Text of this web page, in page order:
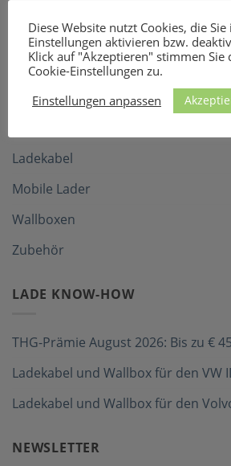
bei einem unserer zahlreichen
passenden Ladeequipment sind
gerüstet!
LADEZUBEHÖR
Ladekabel
Mobile Lader
Wallboxen
Zubehör
LADE KNOW-HOW
THG-Prämie August 2026: Bis zu €
Ladekabel und Wallbox für den VW
Ladekabel und Wallbox für den
NEWSLETTER
Diese Website nutzt Cookies, die Sie
Einstellungen aktivieren bzw.
Klick auf "Akzeptieren" stimmen Sie
Cookie-Einstellungen zu.
Einstellungen anpassen